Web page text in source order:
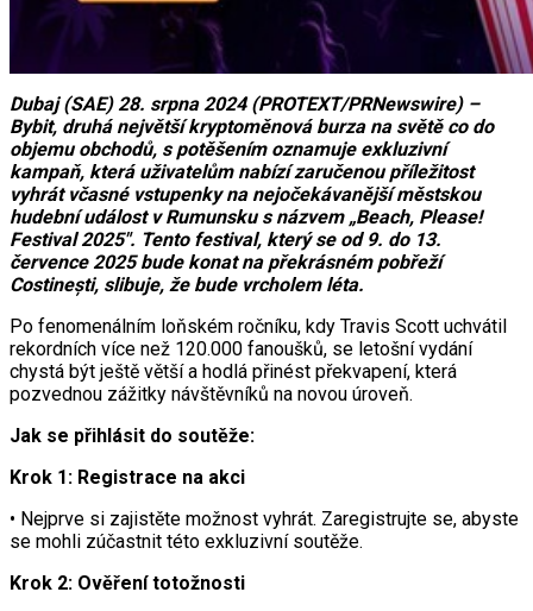
Dubaj (SAE) 28. srpna 2024 (PROTEXT/PRNewswire) –
Bybit, druhá největší kryptoměnová burza na světě co do
objemu obchodů, s potěšením oznamuje exkluzivní
kampaň, která uživatelům nabízí zaručenou příležitost
vyhrát včasné vstupenky na nejočekávanější městskou
hudební událost v Rumunsku s názvem „Beach, Please!
Festival 2025″. Tento festival, který se od 9. do 13.
července 2025 bude konat na překrásném pobřeží
Costinești, slibuje, že bude vrcholem léta.
Po fenomenálním loňském ročníku, kdy Travis Scott uchvátil
rekordních více než 120.000 fanoušků, se letošní vydání
chystá být ještě větší a hodlá přinést překvapení, která
pozvednou zážitky návštěvníků na novou úroveň.
Jak se přihlásit do soutěže:
Krok 1: Registrace na akci
• Nejprve si zajistěte možnost vyhrát. Zaregistrujte se, abyste
se mohli zúčastnit této exkluzivní soutěže.
Krok 2: Ověření totožnosti